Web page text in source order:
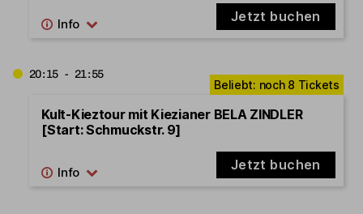
Jetzt buchen
20:15 - 21:55
Kult-Kieztour mit Kiezianer BELA ZINDLER
[Start: Schmuckstr. 9]
Jetzt buchen